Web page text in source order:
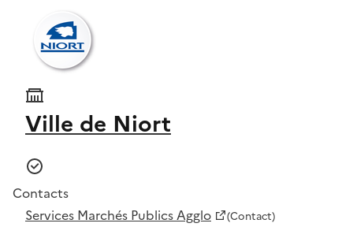
Ville de Niort
Contacts
Services Marchés Publics Agglo
(Contact)